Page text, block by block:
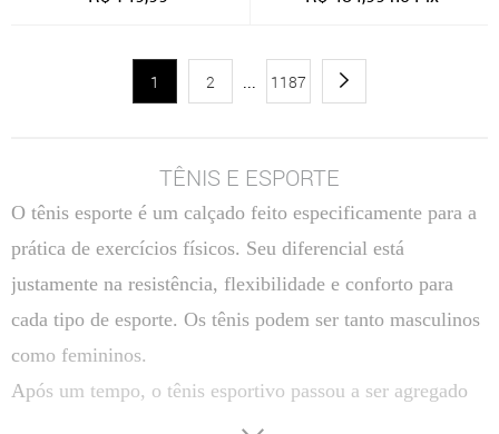
1 2 ... 1187
TÊNIS E ESPORTE
O tênis esporte é um calçado feito especificamente para a
prática de exercícios físicos. Seu diferencial está
justamente na resistência, flexibilidade e conforto para
cada tipo de esporte. Os tênis podem ser tanto masculinos
como femininos.
Após um tempo, o tênis esportivo passou a ser agregado
ao estilo mais informal, ou seja, é também utilizado